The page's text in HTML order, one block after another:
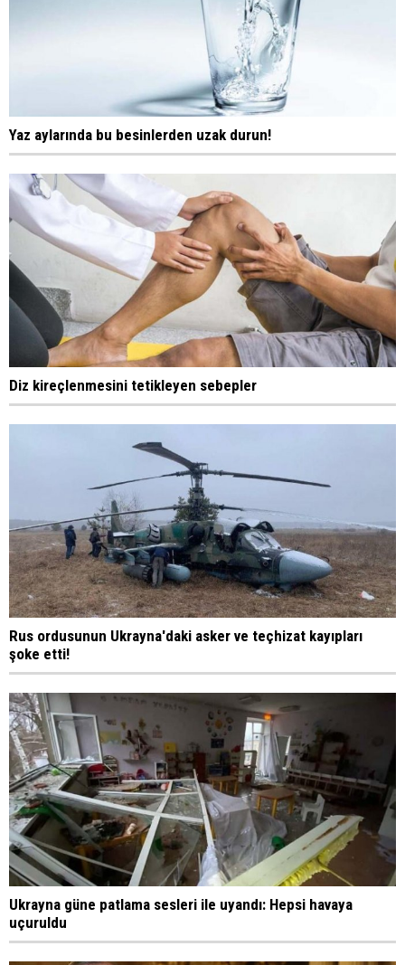
Yaz aylarında bu besinlerden uzak durun!
Diz kireçlenmesini tetikleyen sebepler
Rus ordusunun Ukrayna'daki asker ve teçhizat kayıpları
şoke etti!
Ukrayna güne patlama sesleri ile uyandı: Hepsi havaya
uçuruldu